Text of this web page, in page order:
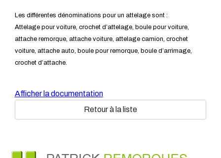
Les différentes dénominations pour un attelage sont :
Attelage pour voiture, crochet d’attelage, boule pour voiture,
attache remorque, attache voiture, attelage camion, crochet
voiture, attache auto, boule pour remorque, boule d’arrimage,
crochet d’attache.
Afficher la documentation
Retour à la liste